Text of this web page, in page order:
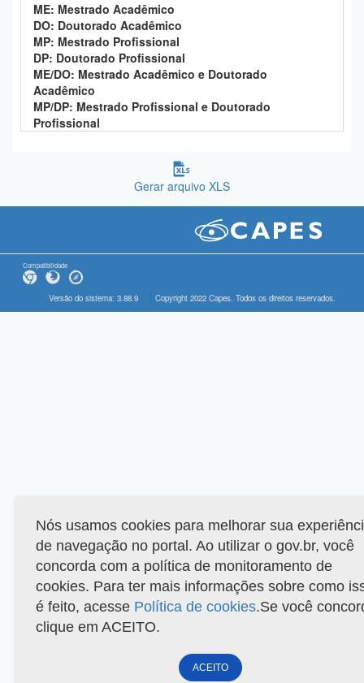
ME: Mestrado Acadêmico
DO: Doutorado Acadêmico
MP: Mestrado Profissional
DP: Doutorado Profissional
ME/DO: Mestrado Acadêmico e Doutorado
Acadêmico
MP/DP: Mestrado Profissional e Doutorado
Profissional
Gerar arquivo XLS
Compatibilidade
Versão do sistema: 3.88.9 Copyright 2022 Capes. Todos os direitos reservados.
Nós usamos cookies para melhorar sua
de navegação no portal. Ao utilizar o gov.br, você
concorda com a política de monitoramento de
cookies. Para ter mais informações sobre como
é feito, acesse Política de cookies.Se você
clique em ACEITO.
ACEITO